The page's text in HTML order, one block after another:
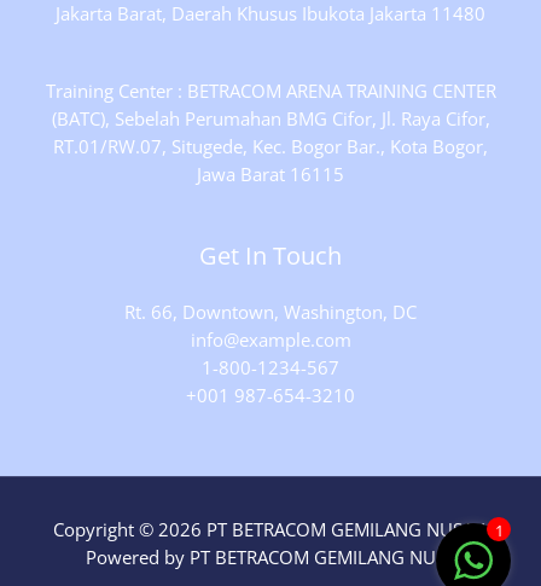
Jakarta Barat, Daerah Khusus Ibukota Jakarta 11480
Training Center : BETRACOM ARENA TRAINING CENTER
(BATC), Sebelah Perumahan BMG Cifor, Jl. Raya Cifor,
RT.01/RW.07, Situgede, Kec. Bogor Bar., Kota Bogor,
Jawa Barat 16115
Get In Touch
Rt. 66, Downtown, Washington, DC
info@example.com​
1-800-1234-567
+001 987-654-3210
Copyright © 2026 PT BETRACOM GEMILANG NUSA |
Powered by PT BETRACOM GEMILANG NUSA
1